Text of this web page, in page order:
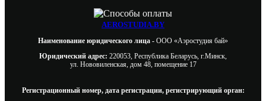
AEROSTUDIA.BY
Наименование юридического лица - ООО «Аэростудия бай»
Юридический адрес: 220053, Республика Беларусь, г.Минск,
ул. Нововиленская, дом 48, помещение 17
Регистрационный номер, дата регистрации, регистрирующий орган: